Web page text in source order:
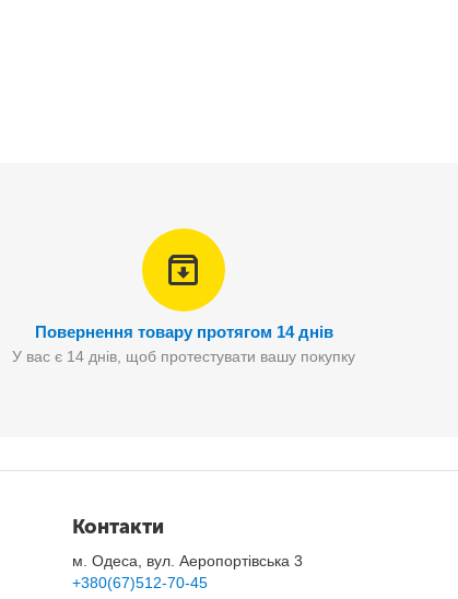
Повернення товару протягом 14 днів
У вас є 14 днів, щоб протестувати вашу покупку
Контакти
м. Одеса, вул. Аеропортівська 3
+380(67)512-70-45